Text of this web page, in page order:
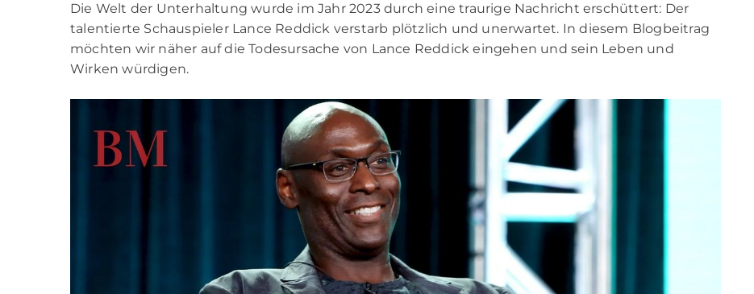
Die Welt der Unterhaltung wurde im Jahr 2023 durch eine traurige Nachricht erschüttert: Der
talentierte Schauspieler Lance Reddick verstarb plötzlich und unerwartet. In diesem Blogbeitrag
möchten wir näher auf die Todesursache von Lance Reddick eingehen und sein Leben und
Wirken würdigen.